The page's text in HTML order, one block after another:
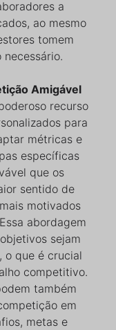
a
ao mesmo
tomem
Amigável
recurso
para
métricas e
específicas
que os
sentido de
motivados
abordagem
sejam
o que é crucial
competitivo.
também
em
metas e